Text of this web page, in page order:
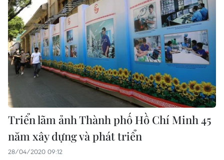
Triển lãm ảnh Thành phố Hồ Chí Minh 45
năm xây dựng và phát triển
28/04/2020 09:12